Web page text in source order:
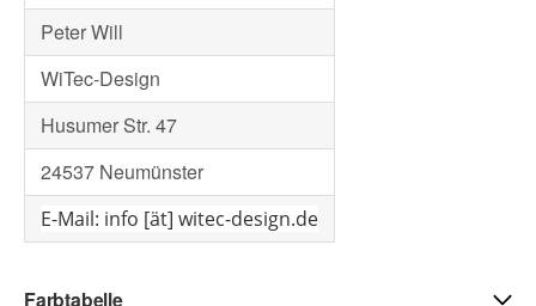
Peter Will
WiTec-Design
Husumer Str. 47
24537 Neumünster
E-Mail: info [ät] witec-design.de
Farbtabelle